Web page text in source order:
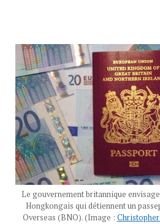
Le gouvernement britannique
Hongkongais qui détiennent un
Overseas (BNO). (Image :